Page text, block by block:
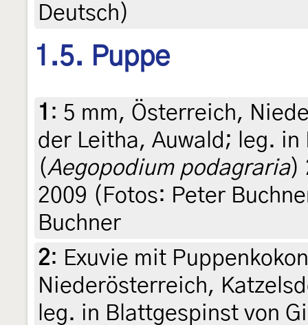
Deutsch)
1.5. Puppe
1 : 5 mm, Österreich,
der Leitha, Auwald; leg.
(Aegopodium podagraria)
2009 (Fotos: Peter
Buchner
2: Exuvie mit
Niederösterreich,
leg. in Blattgespinst von